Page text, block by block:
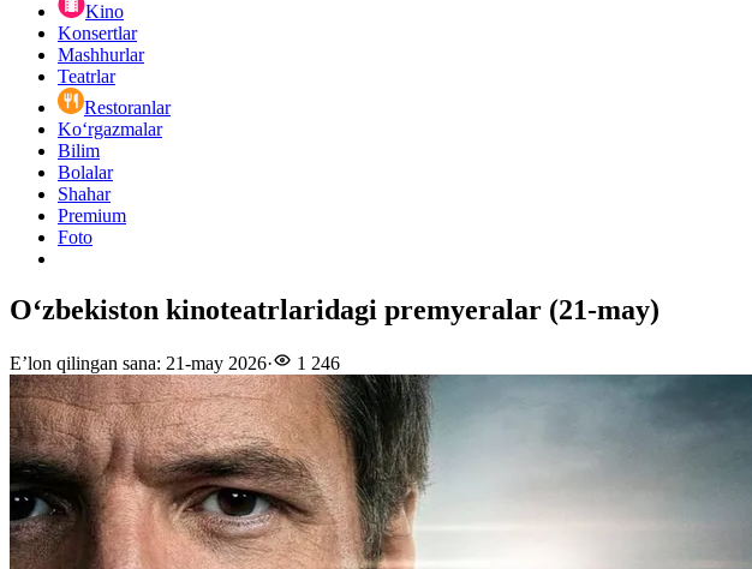
Kino
Konsertlar
Mashhurlar
Teatrlar
Restoranlar
Ko‘rgazmalar
Bilim
Bolalar
Shahar
Premium
Foto
Oʻzbekiston kinoteatrlaridagi premyeralar (21-may)
E’lon qilingan sana: 21-may 2026· 1 246